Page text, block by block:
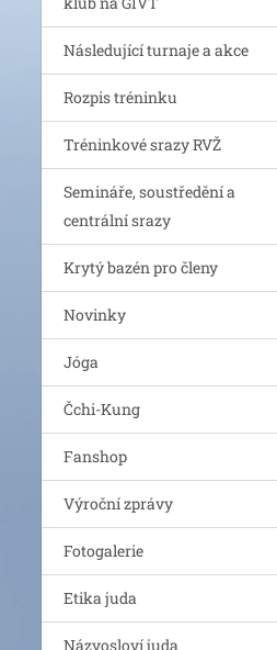
Následující turnaje a akce
Rozpis tréninku
Tréninkové srazy RVŽ
Semináře, soustředění a
centrální srazy
Krytý bazén pro členy
Novinky
Jóga
Čchi-Kung
Fanshop
Výroční zprávy
Fotogalerie
Etika juda
Názvosloví juda